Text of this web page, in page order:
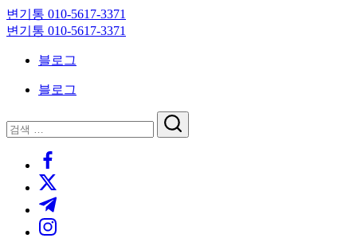
Skip
to
content
변기통 010-5617-3371
변
대
변기통 010-5617-3371
크
블로그
블로그
닫
기
검
검
https://www.facebook.com/
https://twitter.com/
https://t.me/
https://www.instagram.com/